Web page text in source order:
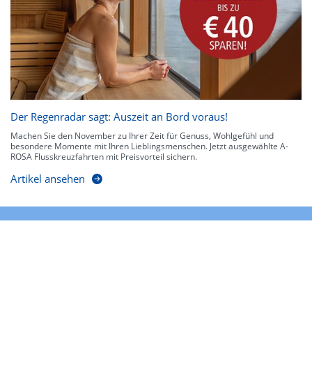
Der Regenradar sagt: Auszeit an Bord voraus!
Machen Sie den November zu Ihrer Zeit für Genuss, Wohlgefühl und
besondere Momente mit Ihren Lieblingsmenschen. Jetzt ausgewählte A-
ROSA Flusskreuzfahrten mit Preisvorteil sichern.
Artikel ansehen